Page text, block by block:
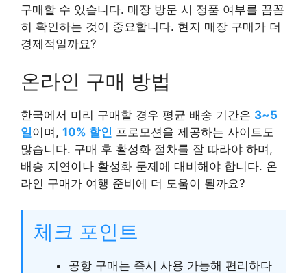
구매할 수 있습니다. 매장 방문 시 정품 여부를 꼼꼼
히 확인하는 것이 중요합니다. 현지 매장 구매가 더
경제적일까요?
온라인 구매 방법
한국에서 미리 구매할 경우 평균 배송 기간은 3~5
일이며, 10% 할인 프로모션을 제공하는 사이트도
많습니다. 구매 후 활성화 절차를 잘 따라야 하며,
배송 지연이나 활성화 문제에 대비해야 합니다. 온
라인 구매가 여행 준비에 더 도움이 될까요?
체크 포인트
공항 구매는 즉시 사용 가능해 편리하다